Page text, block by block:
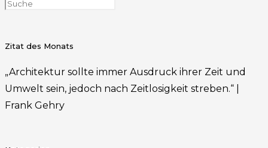
Zitat des Monats
„Architektur sollte immer Ausdruck ihrer Zeit und
Umwelt sein, jedoch nach Zeitlosigkeit streben.“ |
Frank Gehry